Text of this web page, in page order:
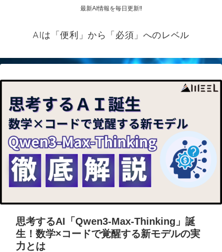
最新AI情報を毎日更新‼
AIは「便利」から「必須」へのレベル
思考するAI「Qwen3-Max-Thinking」誕
生！数学×コードで覚醒する新モデルの実
力とは